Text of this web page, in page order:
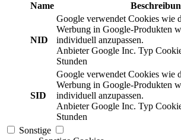
Name
NID
Google verwendet Cookies wie
Werbung in Google-Produkten
individuell anzupassen.
Anbieter Google Inc. Typ
Stunden
SID
Google verwendet Cookies wie
Werbung in Google-Produkten
individuell anzupassen.
Anbieter Google Inc. Typ
Stunden
Sonstige